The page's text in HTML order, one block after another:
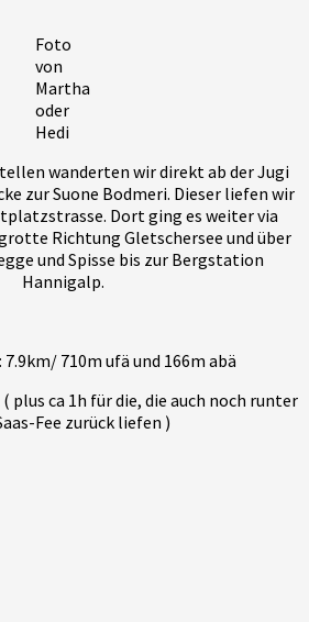
Foto
von
Martha
oder
Hedi
wanderten wir direkt ab der Jugi
zur Suone Bodmeri. Dieser liefen wir
Dort ging es weiter via
Richtung Gletschersee und über
und Spisse bis zur Bergstation
Hannigalp.
710m ufä und 166m abä
plus ca 1h für die, die auch noch runter
Fee zurück liefen )